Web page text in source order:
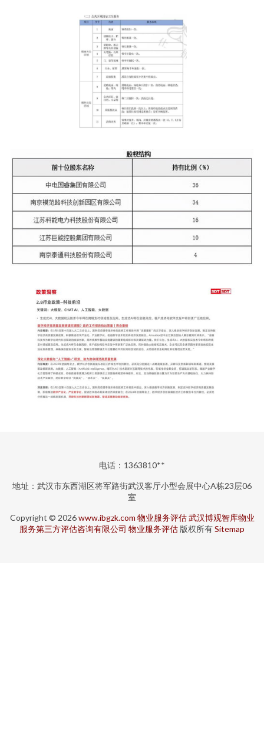
电话：1363810**
地址：武汉市东西湖区将军路街武汉客厅小型会展中心A栋23层06
室
Copyright © 2026www.ibgzk.com 物业服务评估 武汉博观智库物业
服务第三方评估咨询有限公司 物业服务评估 版权所有Sitemap